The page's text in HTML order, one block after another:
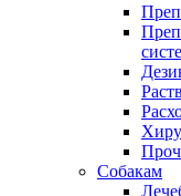
Собакам